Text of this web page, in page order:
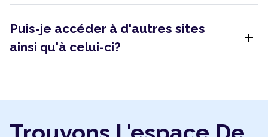
Puis-je accéder à d'autres sites
ainsi qu'à celui-ci?
add